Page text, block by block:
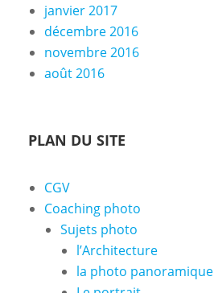
janvier 2017
décembre 2016
novembre 2016
août 2016
PLAN DU SITE
CGV
Coaching photo
Sujets photo
l’Architecture
la photo panoramique